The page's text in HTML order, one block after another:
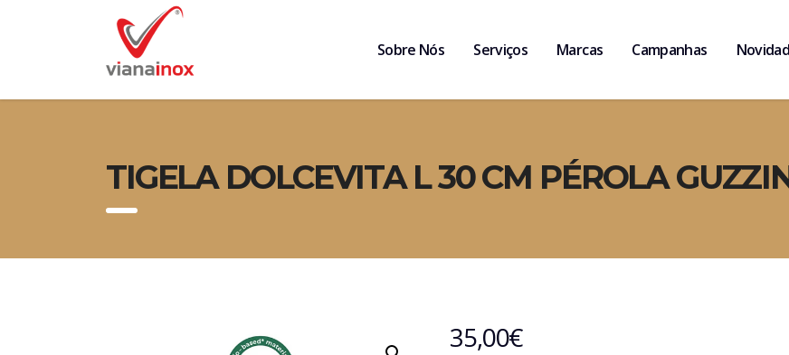
Sobre Nós Serviços Marcas Campanhas
TIGELA DOLCEVITA L 30 CM PÉROLA
35,00€